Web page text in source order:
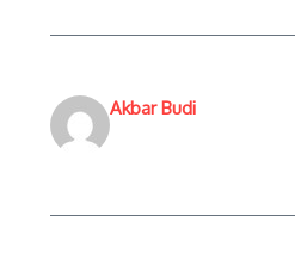
Akbar Budi